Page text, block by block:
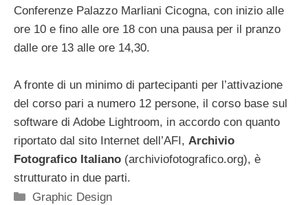
Conferenze Palazzo Marliani Cicogna, con inizio alle
ore 10 e fino alle ore 18 con una pausa per il pranzo
dalle ore 13 alle ore 14,30.
A fronte di un minimo di partecipanti per l’attivazione
del corso pari a numero 12 persone, il corso base sul
software di Adobe Lightroom, in accordo con quanto
riportato dal sito Internet dell’AFI, Archivio
Fotografico Italiano (archiviofotografico.org), è
strutturato in due parti.
Categorie
Graphic Design